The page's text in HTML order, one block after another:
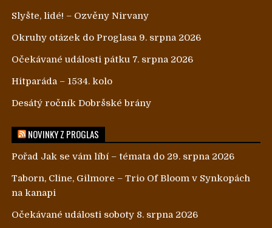
Slyšte, lidé! – Ozvěny Nirvany
Okruhy otázek do Proglasa 9. srpna 2026
Očekávané události pátku 7. srpna 2026
Hitparáda – 1534. kolo
Desátý ročník Dobršské brány
NOVINKY Z PROGLAS
Pořad Jak se vám líbí – témata do 29. srpna 2026
Taborn, Cline, Gilmore – Trio Of Bloom v Synkopách
na kanapi
Očekávané události soboty 8. srpna 2026